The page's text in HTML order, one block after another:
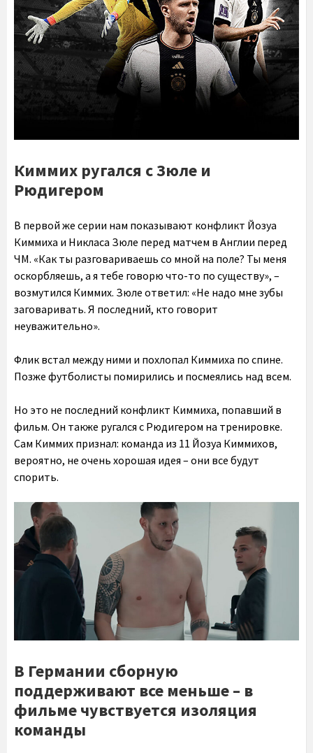
Киммих ругался с Зюле и
Рюдигером
В первой же серии нам показывают конфликт Йозуа
Киммиха и Никласа Зюле перед матчем в Англии перед
ЧМ. «Как ты разговариваешь со мной на поле? Ты меня
оскорбляешь, а я тебе говорю что-то по существу», –
возмутился Киммих. Зюле ответил: «Не надо мне зубы
заговаривать. Я последний, кто говорит
неуважительно».
Флик встал между ними и похлопал Киммиха по спине.
Позже футболисты помирились и посмеялись над всем.
Но это не последний конфликт Киммиха, попавший в
фильм. Он также ругался с Рюдигером на тренировке.
Сам Киммих признал: команда из 11 Йозуа Киммихов,
вероятно, не очень хорошая идея – они все будут
спорить.
В Германии сборную
поддерживают все меньше – в
фильме чувствуется изоляция
команды